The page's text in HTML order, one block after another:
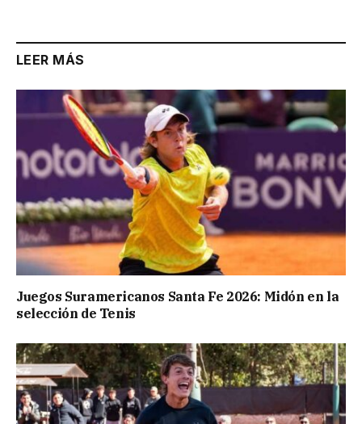
LEER MÁS
Juegos Suramericanos Santa Fe 2026: Midón en la
selección de Tenis